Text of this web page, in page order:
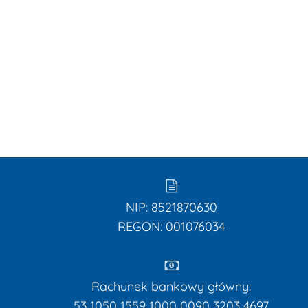
NIP: 8521870630
REGON: 001076034
Rachunek bankowy główny: